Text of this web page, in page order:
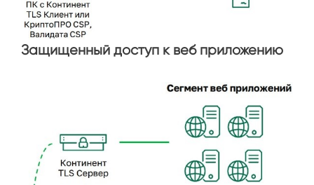
Защищенный доступ к веб приложению